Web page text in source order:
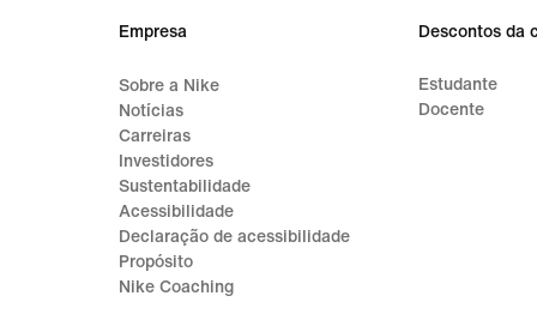
Empresa
Sobre a Nike
Notícias
Carreiras
Investidores
Sustentabilidade
Acessibilidade
Declaração de acessibilidade
Propósito
Nike Coaching
Descontos da
Estudante
Docente